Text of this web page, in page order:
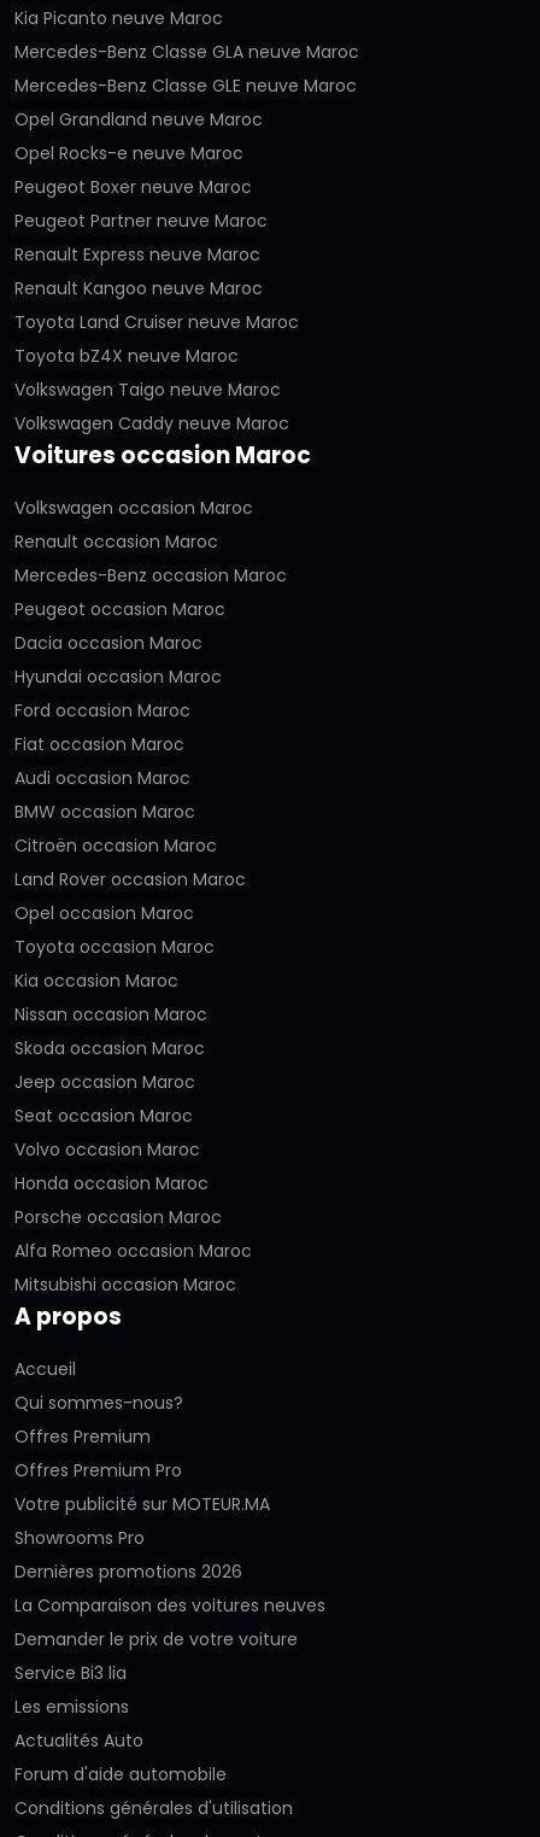
Kia Picanto neuve Maroc
Mercedes-Benz Classe GLA neuve Maroc
Mercedes-Benz Classe GLE neuve Maroc
Opel Grandland neuve Maroc
Opel Rocks-e neuve Maroc
Peugeot Boxer neuve Maroc
Peugeot Partner neuve Maroc
Renault Express neuve Maroc
Renault Kangoo neuve Maroc
Toyota Land Cruiser neuve Maroc
Toyota bZ4X neuve Maroc
Volkswagen Taigo neuve Maroc
Volkswagen Caddy neuve Maroc
Voitures occasion Maroc
Volkswagen occasion Maroc
Renault occasion Maroc
Mercedes-Benz occasion Maroc
Peugeot occasion Maroc
Dacia occasion Maroc
Hyundai occasion Maroc
Ford occasion Maroc
Fiat occasion Maroc
Audi occasion Maroc
BMW occasion Maroc
Citroën occasion Maroc
Land Rover occasion Maroc
Opel occasion Maroc
Toyota occasion Maroc
Kia occasion Maroc
Nissan occasion Maroc
Skoda occasion Maroc
Jeep occasion Maroc
Seat occasion Maroc
Volvo occasion Maroc
Honda occasion Maroc
Porsche occasion Maroc
Alfa Romeo occasion Maroc
Mitsubishi occasion Maroc
A propos
Accueil
Qui sommes-nous?
Offres Premium
Offres Premium Pro
Votre publicité sur MOTEUR.MA
Showrooms Pro
Dernières promotions 2026
La Comparaison des voitures neuves
Demander le prix de votre voiture
Service Bi3 lia
Les emissions
Actualités Auto
Forum d'aide automobile
Conditions générales d'utilisation